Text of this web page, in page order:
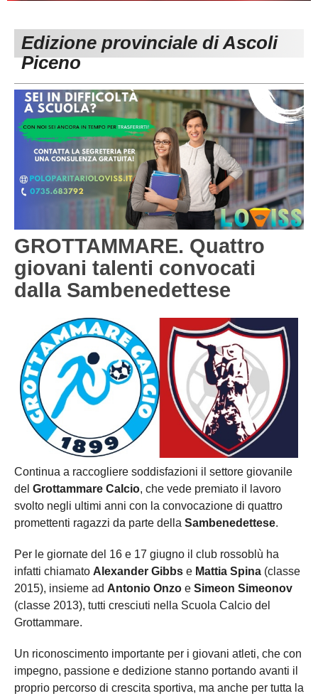
Carica la tua Rosa
1^ CATEGORIA
3^ CATEGORIA
GIOVANILI
Edizione provinciale di Ascoli
Piceno
GROTTAMMARE. Quattro
giovani talenti convocati
dalla Sambenedettese
Continua a raccogliere soddisfazioni il settore giovanile
del Grottammare Calcio, che vede premiato il lavoro
svolto negli ultimi anni con la convocazione di quattro
promettenti ragazzi da parte della Sambenedettese.
Per le giornate del 16 e 17 giugno il club rossoblù ha
infatti chiamato Alexander Gibbs e Mattia Spina (classe
2015), insieme ad Antonio Onzo e Simeon Simeonov
(classe 2013), tutti cresciuti nella Scuola Calcio del
Grottammare.
Un riconoscimento importante per i giovani atleti, che con
impegno, passione e dedizione stanno portando avanti il
proprio percorso di crescita sportiva, ma anche per tutta la